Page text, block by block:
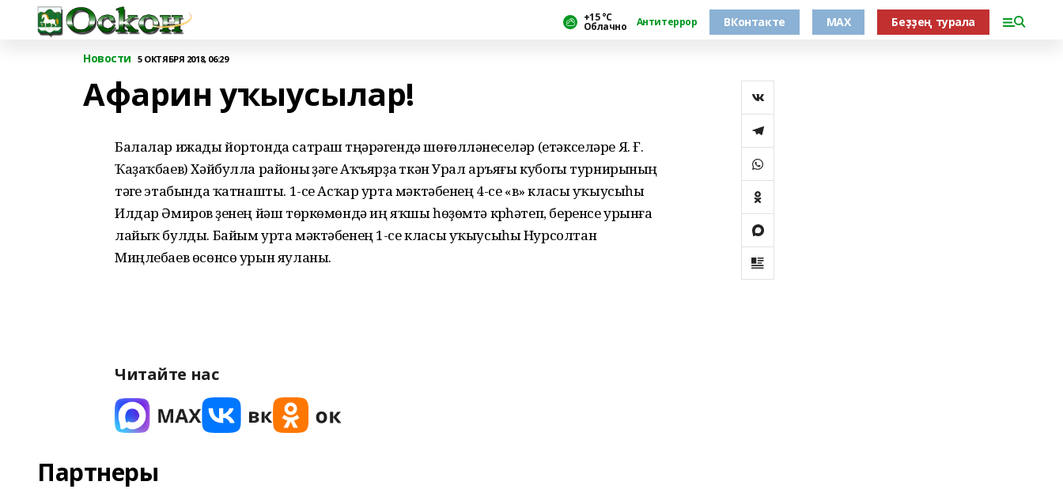
+15 °С
Облачно Антитеррор ВКонтакте MAX Беҙҙең турала
Новости 5 ОКТЯБРЯ 2018, 06:29
Афарин уҡыусылар!
Балалар ижады йортонда сатраш түңәрәгендә шөғөлләнеүселәр (етәкселәре Я. Ғ.
Ҡаҙаҡбаев) Хәйбулла районы үҙәге Аҡъярҙа үткән Урал аръяғы кубогы турнирының
тәүге этабында ҡатнашты. 1-се Асҡар урта мәктәбенең 4-се «в» класы уҡыусыһы
Илдар Әмиров үҙенең йәш төркөмөндә иң яҡшы һөҙөмтә күрһәтеп, беренсе урынға
лайыҡ булды. Байым урта мәктәбенең 1-се класы уҡыусыһы Нурсолтан
Миңлебаев өсөнсө урын яуланы.
Читайте нас
Партнеры